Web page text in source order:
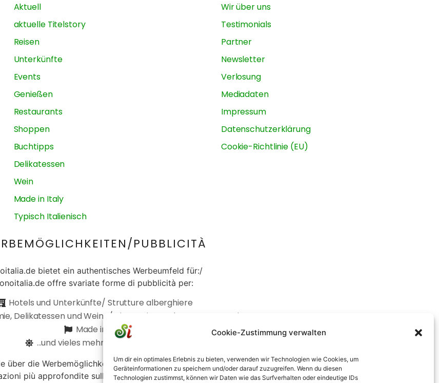
Cookie-Zustimmung verwalten
Um dir ein optimales Erlebnis zu bieten, verwenden wir Technologien wie Cookies, um
Geräteinformationen zu speichern und/oder darauf zuzugreifen. Wenn du diesen
Technologien zustimmst, können wir Daten wie das Surfverhalten oder eindeutige IDs
Aktuell
aktuelle Titelstory
Reisen
Unterkünfte
Events
Genießen
Restaurants
Shoppen
Buchtipps
Delikatessen
Wein
Made in Italy
Typisch Italienisch
Wir über uns
Testimonials
Partner
Newsletter
Verlosung
Mediadaten
Impressum
Datenschutzerklärung
Cookie-Richtlinie (EU)
PUBBLICITÀ
bietet ein authentisches Werbeumfeld für:/
offre svariate forme di pubblicità per:
Hotels und Unterkünfte/ Strutture alberghiere
Delikatessen und Weine/ Ristorazione ed enogastronomia
Made in Italy
...und vieles mehr/...e molto altro
über die Werbemöglichkeiten und senden Ihnen unsere Mediadaten zu/
più approfondite sulle varie forme di pubblicità che offre sonoitalia.de: